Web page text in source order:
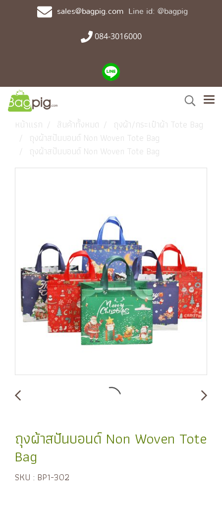
sales@bagpig.com Line id: @bagpig
084-3016000
หน้าแรก สินค้าทั้งหมด
ถุงผ้า/กระเป๋าผ้า Tote Bag
ถุงผ้าสปันบอนด์ Non Woven Tote Bag
ถุงผ้าสปันบอนด์ Non Woven Tote Bag
ถุงผ้าสปันบอนด์ Non Woven Tote
Bag
SKU : BP1-302